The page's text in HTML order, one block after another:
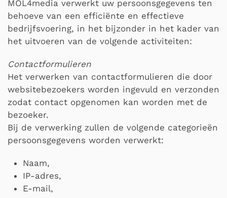
MOL4media verwerkt uw persoonsgegevens ten
behoeve van een efficiënte en effectieve
bedrijfsvoering, in het bijzonder in het kader van
het uitvoeren van de volgende activiteiten:
Contactformulieren
Het verwerken van contactformulieren die door
websitebezoekers worden ingevuld en verzonden
zodat contact opgenomen kan worden met de
bezoeker.
Bij de verwerking zullen de volgende categorieën
persoonsgegevens worden verwerkt:
Naam,
IP-adres,
E-mail,